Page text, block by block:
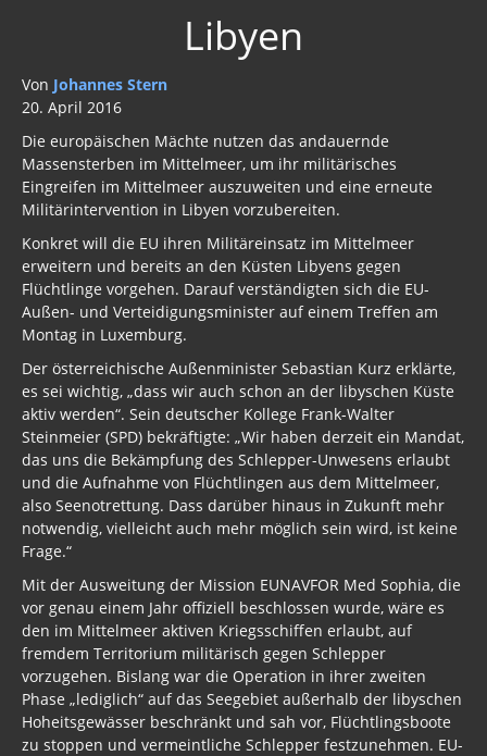
Libyen
Von Johannes Stern
20. April 2016
Die europäischen Mächte nutzen das andauernde
Massensterben im Mittelmeer, um ihr militärisches
Eingreifen im Mittelmeer auszuweiten und eine erneute
Militärintervention in Libyen vorzubereiten.
Konkret will die EU ihren Militäreinsatz im Mittelmeer
erweitern und bereits an den Küsten Libyens gegen
Flüchtlinge vorgehen. Darauf verständigten sich die EU-
Außen- und Verteidigungsminister auf einem Treffen am
Montag in Luxemburg.
Der österreichische Außenminister Sebastian Kurz erklärte,
es sei wichtig, „dass wir auch schon an der libyschen Küste
aktiv werden“. Sein deutscher Kollege Frank-Walter
Steinmeier (SPD) bekräftigte: „Wir haben derzeit ein Mandat,
das uns die Bekämpfung des Schlepper-Unwesens erlaubt
und die Aufnahme von Flüchtlingen aus dem Mittelmeer,
also Seenotrettung. Dass darüber hinaus in Zukunft mehr
notwendig, vielleicht auch mehr möglich sein wird, ist keine
Frage.“
Mit der Ausweitung der Mission EUNAVFOR Med Sophia, die
vor genau einem Jahr offiziell beschlossen wurde, wäre es
den im Mittelmeer aktiven Kriegsschiffen erlaubt, auf
fremdem Territorium militärisch gegen Schlepper
vorzugehen. Bislang war die Operation in ihrer zweiten
Phase „lediglich“ auf das Seegebiet außerhalb der libyschen
Hoheitsgewässer beschränkt und sah vor, Flüchtlingsboote
zu stoppen und vermeintliche Schlepper festzunehmen. EU-